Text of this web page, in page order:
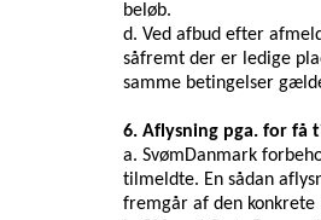
beløb.
d. Ved afbud efter
såfremt der er ledige
samme betingelser
6. Aflysning pga. for få
a. SvømDanmark
tilmeldte. En sådan
fremgår af den konkrete